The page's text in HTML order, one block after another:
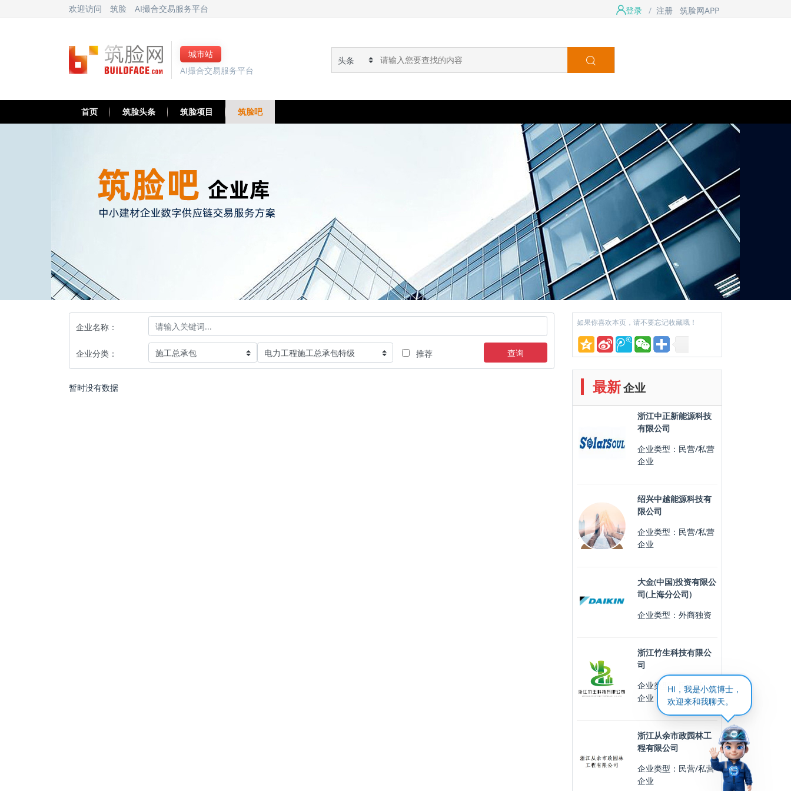
HI，我是小筑博士，
欢迎来和我聊天。
欢迎访问 筑脸 AI撮合交易服务平台 登录 / 注册 筑脸网APP
城市站
AI撮合交易服务平台
首页 筑脸头条 筑脸项目 筑脸吧
企业名称：
企业分类： 推荐 查询
暂时没有数据
如果你喜欢本页，请不要忘记收藏哦！
最新企业
浙江中正新能源科技
有限公司
企业类型：民营/私营
企业
绍兴中越能源科技有
限公司
企业类型：民营/私营
企业
大金(中国)投资有限公
司(上海分公司)
企业类型：外商独资
浙江竹生科技有限公
司
企业类型：民营/私营
企业
浙江从余市政园林工
程有限公司
企业类型：民营/私营
企业